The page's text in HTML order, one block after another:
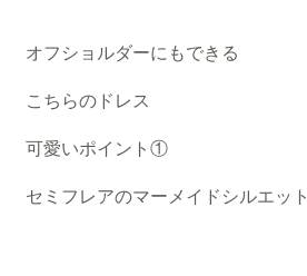
オフショルダーにもできる
こちらのドレス
可愛いポイント①
セミフレアのマーメイドシルエット